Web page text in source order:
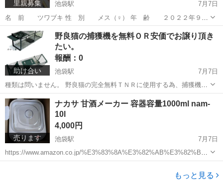
里親募集 池袋駅
7月7日
名 前 ツワブキ 性 別 メス（♀） 年 齢 ２０２２年９月
３０日生まれ（推定） 特 徴 雑種、ハ割、イエローアイ、短毛、
鍵尻尾 トイレ 問題なし 猫より人間が大好きで構ってちゃんなので
す。 抱っこは勿...
東京 豊島区 池袋駅 猫 陽性
助け合い
野良猫の捕獲機を無料ＯＲ安価でお譲り頂き
たい。
報酬：0
池袋駅
7月7日
種類は問いません。 野良猫の完全無料ＴＮＲに使用する為、捕獲機を
無償で頂戴できれば幸いです。 下記はサンプルです。 アニマルキャッ
チャー 写真１ https://item.rakuten.co.jp/kakas...
東京 豊島区 池袋駅 買いたい/ください
売ります
ナカサ 甘酒メーカー 容器容量1000ml nam-
10l
4,000円
池袋駅
7月7日
https://www.amazon.co.jp/%E3%83%8A%E3%82%AB%E3%82%B5-
%E7%94%98%E9%85%92%E3%83%A1%E3%83%BC%E3%82%AB
もっと見る